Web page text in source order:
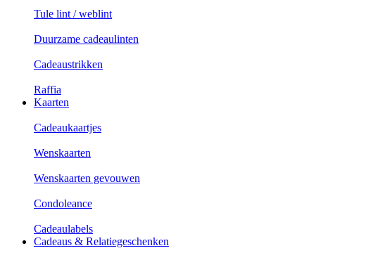
Tule lint / weblint
Duurzame cadeaulinten
Cadeaustrikken
Raffia
Kaarten
Cadeaukaartjes
Wenskaarten
Wenskaarten gevouwen
Condoleance
Cadeaulabels
Cadeaus & Relatiegeschenken